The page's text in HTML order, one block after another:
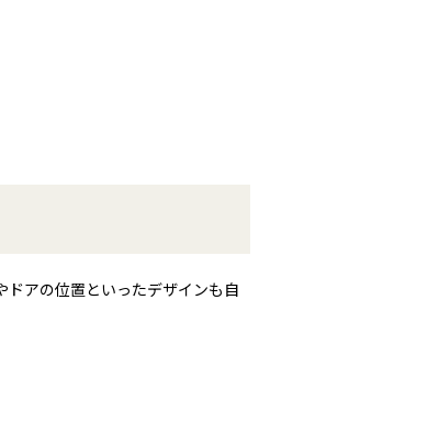
アの位置といったデザインも自